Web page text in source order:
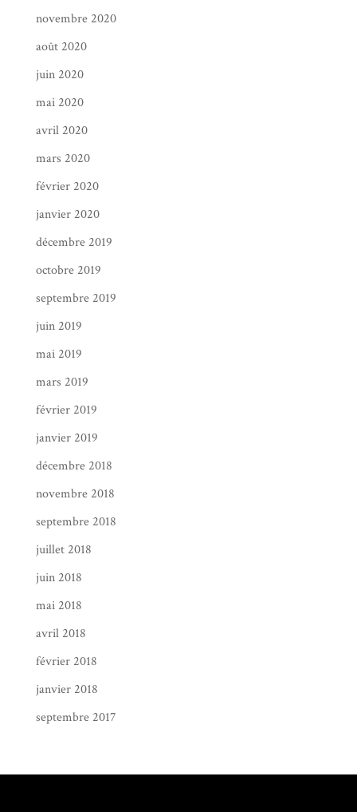
novembre 2020
août 2020
juin 2020
mai 2020
avril 2020
mars 2020
février 2020
janvier 2020
décembre 2019
octobre 2019
septembre 2019
juin 2019
mai 2019
mars 2019
février 2019
janvier 2019
décembre 2018
novembre 2018
septembre 2018
juillet 2018
juin 2018
mai 2018
avril 2018
février 2018
janvier 2018
septembre 2017